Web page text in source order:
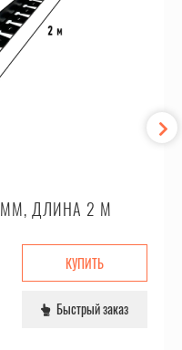
ДЛИНА 2 М
КУПИТЬ
Быстрый заказ